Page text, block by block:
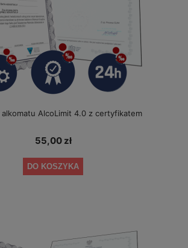
alkomatu AlcoLimit 4.0 z certyfikatem
55,00 zł
DO KOSZYKA